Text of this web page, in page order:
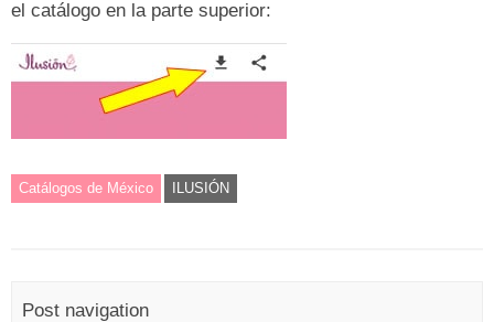
el catálogo en la parte superior:
Catálogos de México ILUSIÓN
Post navigation